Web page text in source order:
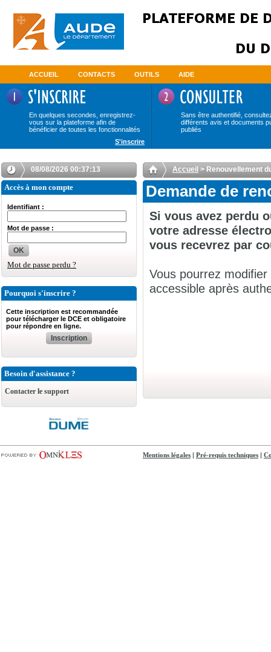
ACCUEIL CONTACTS OUTILS AIDE
En quelques secondes, enregistrez-
vous sur la plateforme afin de
bénéficier de toutes les fonctionnalités
Sans être authentifié,
différents avis et documents
publiés
S'inscrire
08/08/2026 00:37:13
Accès à mon compte
Identifiant :
Mot de passe :
OK
Mot de passe perdu ?
Pourquoi s'inscrire ?
Cette inscription est recommandée
pour télécharger le DCE et obligatoire
pour répondre en ligne.
Inscription
Besoin d'assistance ?
Contacter le support
Accueil > Renouvellement
Demande de
Si vous avez perdu
votre adresse
vous recevrez par
Vous pourrez
accessible après
Mentions légales Pré-requis techniques